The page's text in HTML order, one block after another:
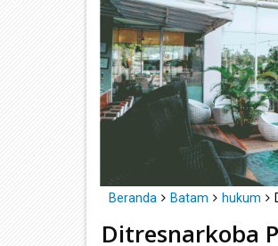
Beranda Batam hukum
Ditresnarkoba